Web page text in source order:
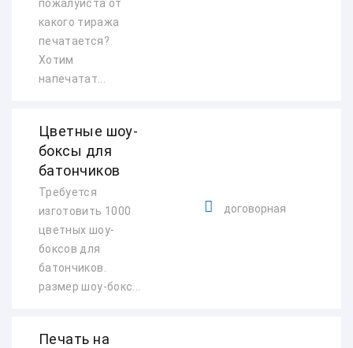
пожалуйста от
какого тиража
печатается?
Хотим
напечатат...
Цветные шоу-
боксы для
батончиков
Требуется
изготовить 1000
цветных шоу-
боксов для
батончиков.
размер шоу-бокс...
договорная
Печать на